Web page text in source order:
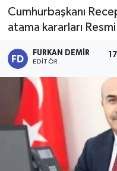
Cumhurbaşkanı
atama kararları
FURKAN DEMIR
EDITÖR
Süper Lig Puan
Son Dakika
Haber Arşivi